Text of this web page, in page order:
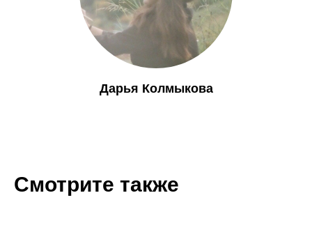
Дарья Колмыкова
Смотрите также